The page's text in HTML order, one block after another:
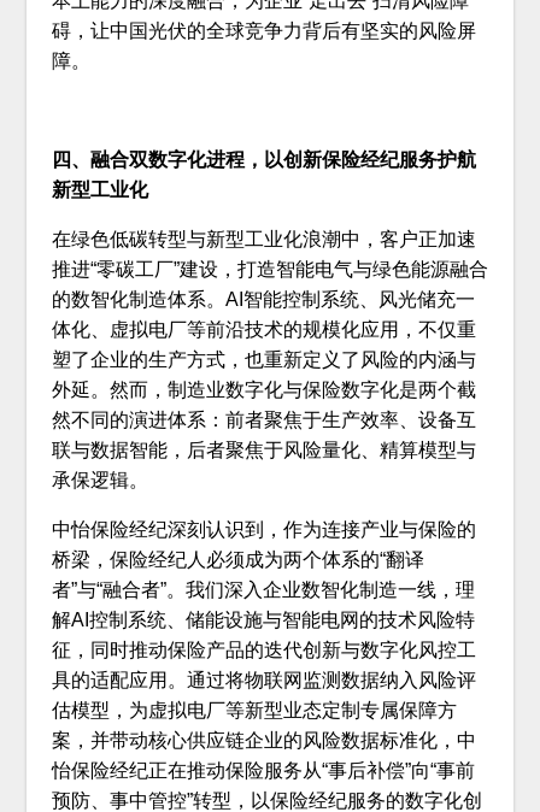
碍，让中国光伏的全球竞争力背后有坚实的风险屏
障。
四、融合双数字化进程，以创新保险经纪服务护航
新型工业化
在绿色低碳转型与新型工业化浪潮中，客户正加速
推进“零碳工厂”建设，打造智能电气与绿色能源融合
的数智化制造体系。AI智能控制系统、风光储充一
体化、虚拟电厂等前沿技术的规模化应用，不仅重
塑了企业的生产方式，也重新定义了风险的内涵与
外延。然而，制造业数字化与保险数字化是两个截
然不同的演进体系：前者聚焦于生产效率、设备互
联与数据智能，后者聚焦于风险量化、精算模型与
承保逻辑。
中怡保险经纪深刻认识到，作为连接产业与保险的
桥梁，保险经纪人必须成为两个体系的“翻译
者”与“融合者”。我们深入企业数智化制造一线，理
解AI控制系统、储能设施与智能电网的技术风险特
征，同时推动保险产品的迭代创新与数字化风控工
具的适配应用。通过将物联网监测数据纳入风险评
估模型，为虚拟电厂等新型业态定制专属保障方
案，并带动核心供应链企业的风险数据标准化，中
怡保险经纪正在推动保险服务从“事后补偿”向“事前
预防、事中管控”转型，以保险经纪服务的数字化创